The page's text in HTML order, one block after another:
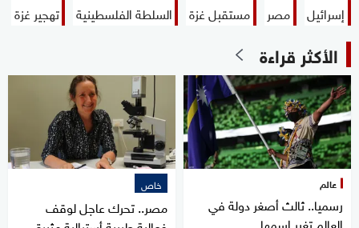
إسرائيل مصر مستقبل غزة السلطة الفلسطينية تهجير غزة
الأكثر قراءة
عالم
رسميا.. ثالث أصغر دولة في
خاص
مصر.. تحرك عاجل لوقف